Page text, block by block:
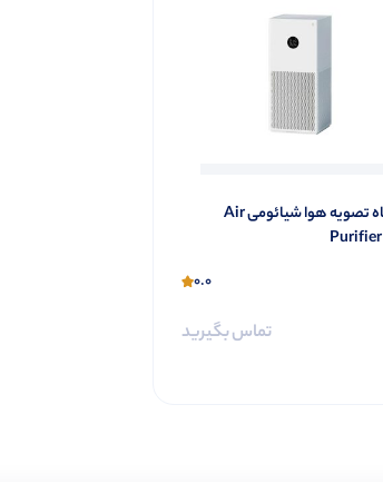
دستگاه تصویه هوا شیائومی Air
0.0
تماس بگیرید